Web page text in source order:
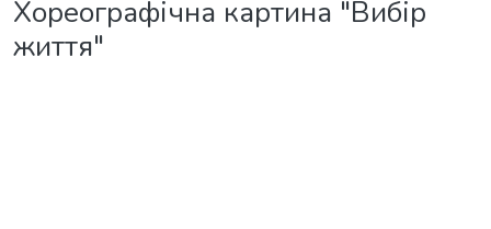
Хореографічна картина "Вибір
життя"